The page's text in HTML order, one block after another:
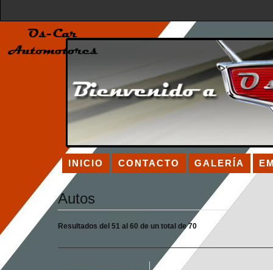
INICIO CONTACTO GALERÍA
Autos
Resultados del 51 al 60 de un total de 70